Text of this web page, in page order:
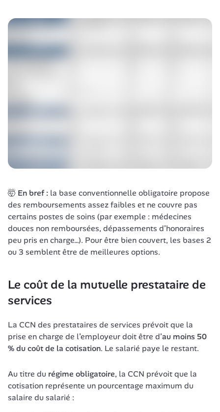
🤯 En bref : la base conventionnelle obligatoire propose
des remboursements assez faibles et ne couvre pas
certains postes de soins (par exemple : médecines
douces non remboursées, dépassements d’honoraires
peu pris en charge…). Pour être bien couvert, les bases 2
ou 3 semblent être de meilleures options.
Le coût de la mutuelle prestataire de
services
La CCN des prestataires de services prévoit que la
prise en charge de l’employeur doit être d’au moins 50
% ducoût de la cotisation. Le salarié paye le restant.
Au titre du régime obligatoire, la CCN prévoit que la
cotisation représente un pourcentage maximum du
salaire du salarié :